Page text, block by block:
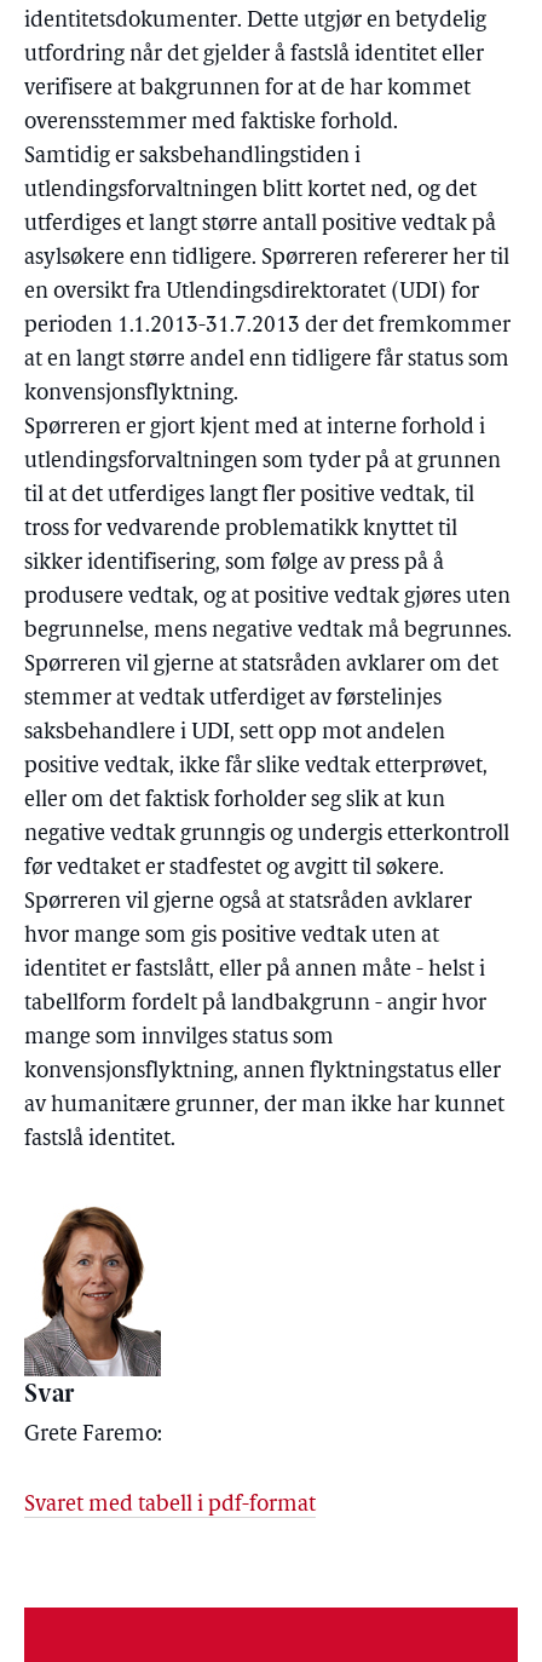
identitetsdokumenter. Dette utgjør en betydelig
utfordring når det gjelder å fastslå identitet eller
verifisere at bakgrunnen for at de har kommet
overensstemmer med faktiske forhold.
Samtidig er saksbehandlingstiden i
utlendingsforvaltningen blitt kortet ned, og det
utferdiges et langt større antall positive vedtak på
asylsøkere enn tidligere. Spørreren refererer her til
en oversikt fra Utlendingsdirektoratet (UDI) for
perioden 1.1.2013-31.7.2013 der det fremkommer
at en langt større andel enn tidligere får status som
konvensjonsflyktning.
Spørreren er gjort kjent med at interne forhold i
utlendingsforvaltningen som tyder på at grunnen
til at det utferdiges langt fler positive vedtak, til
tross for vedvarende problematikk knyttet til
sikker identifisering, som følge av press på å
produsere vedtak, og at positive vedtak gjøres uten
begrunnelse, mens negative vedtak må begrunnes.
Spørreren vil gjerne at statsråden avklarer om det
stemmer at vedtak utferdiget av førstelinjes
saksbehandlere i UDI, sett opp mot andelen
positive vedtak, ikke får slike vedtak etterprøvet,
eller om det faktisk forholder seg slik at kun
negative vedtak grunngis og undergis etterkontroll
før vedtaket er stadfestet og avgitt til søkere.
Spørreren vil gjerne også at statsråden avklarer
hvor mange som gis positive vedtak uten at
identitet er fastslått, eller på annen måte - helst i
tabellform fordelt på landbakgrunn - angir hvor
mange som innvilges status som
konvensjonsflyktning, annen flyktningstatus eller
av humanitære grunner, der man ikke har kunnet
fastslå identitet.
Svar
Grete Faremo:
Svaret med tabell i pdf-format